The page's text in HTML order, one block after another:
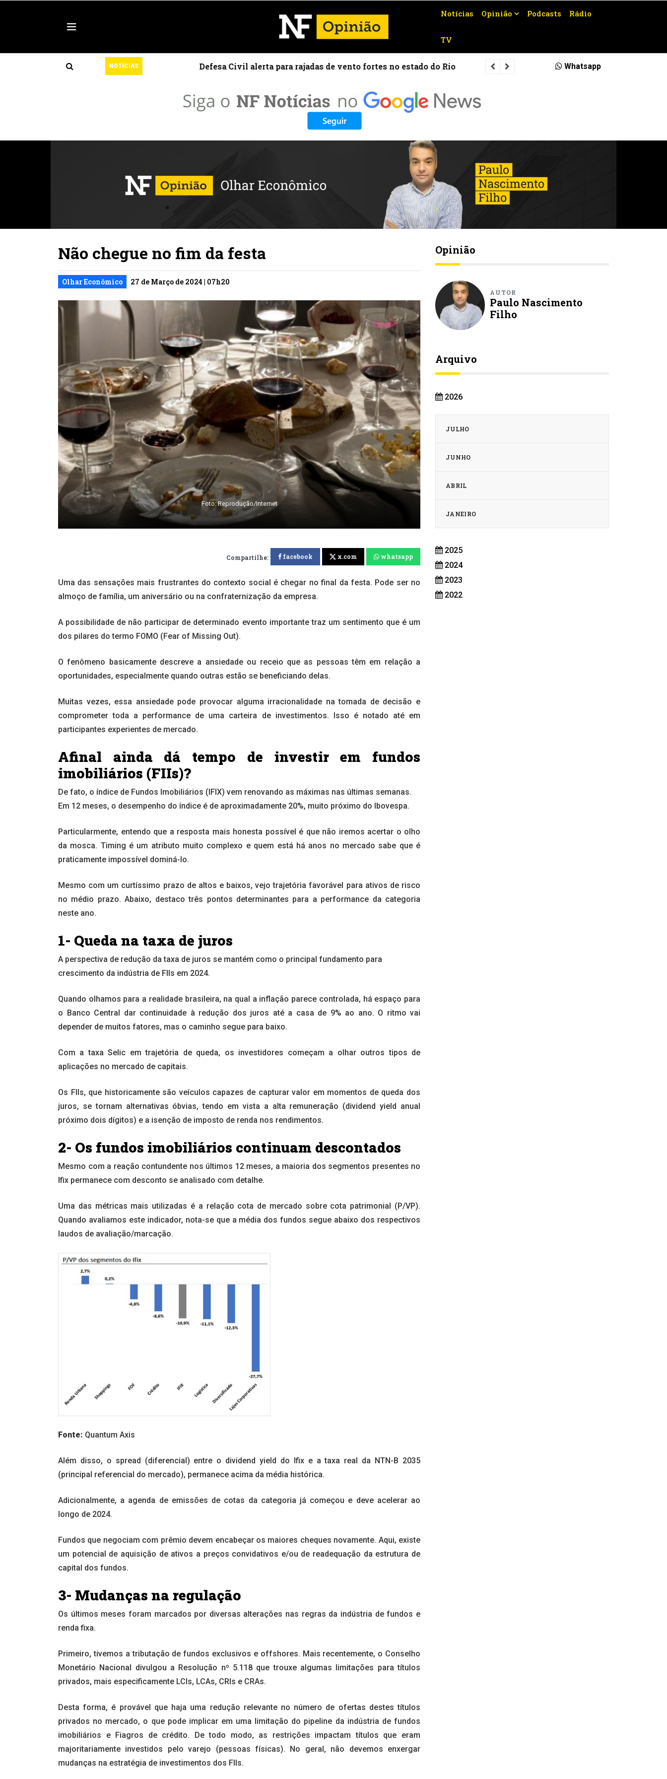
Notícias Opinião Podcasts Rádio
TV
NOTÍCIAS Defesa Civil alerta para rajadas de vento fortes no estado do Rio Veja quais rodovias serão
Whatsapp
Não chegue no fim da festa
Olhar Econômico 27 de Março de 2024 | 07h20
Foto: Reprodução/Internet
Compartilhe: facebook x.com whatsapp
Uma das sensações mais frustrantes do contexto social é chegar no final da festa. Pode ser no
almoço de família, um aniversário ou na confraternização da empresa.
A possibilidade de não participar de determinado evento importante traz um sentimento que é um
dos pilares do termo FOMO (Fear of Missing Out).
O fenômeno basicamente descreve a ansiedade ou receio que as pessoas têm em relação a
oportunidades, especialmente quando outras estão se beneficiando delas.
Muitas vezes, essa ansiedade pode provocar alguma irracionalidade na tomada de decisão e
comprometer toda a performance de uma carteira de investimentos. Isso é notado até em
participantes experientes de mercado.
Afinal ainda dá tempo de investir em fundos
imobiliários (FIIs)?
De fato, o índice de Fundos Imobiliários (IFIX) vem renovando as máximas nas últimas semanas.
Em 12 meses, o desempenho do índice é de aproximadamente 20%, muito próximo do Ibovespa.
Particularmente, entendo que a resposta mais honesta possível é que não iremos acertar o olho
da mosca. Timing é um atributo muito complexo e quem está há anos no mercado sabe que é
praticamente impossível dominá-lo.
Mesmo com um curtíssimo prazo de altos e baixos, vejo trajetória favorável para ativos de risco
no médio prazo. Abaixo, destaco três pontos determinantes para a performance da categoria
neste ano.
1- Queda na taxa de juros
A perspectiva de redução da taxa de juros se mantém como o principal fundamento para
crescimento da indústria de FIIs em 2024.
Quando olhamos para a realidade brasileira, na qual a inflação parece controlada, há espaço para
o Banco Central dar continuidade à redução dos juros até a casa de 9% ao ano. O ritmo vai
depender de muitos fatores, mas o caminho segue para baixo.
Com a taxa Selic em trajetória de queda, os investidores começam a olhar outros tipos de
aplicações no mercado de capitais.
Os FIIs, que historicamente são veículos capazes de capturar valor em momentos de queda dos
juros, se tornam alternativas óbvias, tendo em vista a alta remuneração (dividend yield anual
próximo dois dígitos) e a isenção de imposto de renda nos rendimentos.
2- Os fundos imobiliários continuam descontados
Mesmo com a reação contundente nos últimos 12 meses, a maioria dos segmentos presentes no
Ifix permanece com desconto se analisado com detalhe.
Uma das métricas mais utilizadas é a relação cota de mercado sobre cota patrimonial (P/VP).
Quando avaliamos este indicador, nota-se que a média dos fundos segue abaixo dos respectivos
laudos de avaliação/marcação.
Fonte: Quantum Axis
Além disso, o spread (diferencial) entre o dividend yield do Ifix e a taxa real da NTN-B 2035
(principal referencial do mercado), permanece acima da média histórica.
Adicionalmente, a agenda de emissões de cotas da categoria já começou e deve acelerar ao
longo de 2024.
Fundos que negociam com prêmio devem encabeçar os maiores cheques novamente. Aqui, existe
um potencial de aquisição de ativos a preços convidativos e/ou de readequação da estrutura de
capital dos fundos.
3- Mudanças na regulação
Os últimos meses foram marcados por diversas alterações nas regras da indústria de fundos e
renda fixa.
Primeiro, tivemos a tributação de fundos exclusivos e offshores. Mais recentemente, o Conselho
Monetário Nacional divulgou a Resolução nº 5.118 que trouxe algumas limitações para títulos
privados, mais especificamente LCIs, LCAs, CRIs e CRAs.
Desta forma, é provável que haja uma redução relevante no número de ofertas destes títulos
privados no mercado, o que pode implicar em uma limitação do pipeline da indústria de fundos
imobiliários e Fiagros de crédito. De todo modo, as restrições impactam títulos que eram
majoritariamente investidos pelo varejo (pessoas físicas). No geral, não devemos enxergar
mudanças na estratégia de investimentos dos FIIs.
Opinião
AUTOR
Paulo Nascimento
Filho
Arquivo
2026
JULHO
JUNHO
ABRIL
JANEIRO
2025
2024
2023
2022